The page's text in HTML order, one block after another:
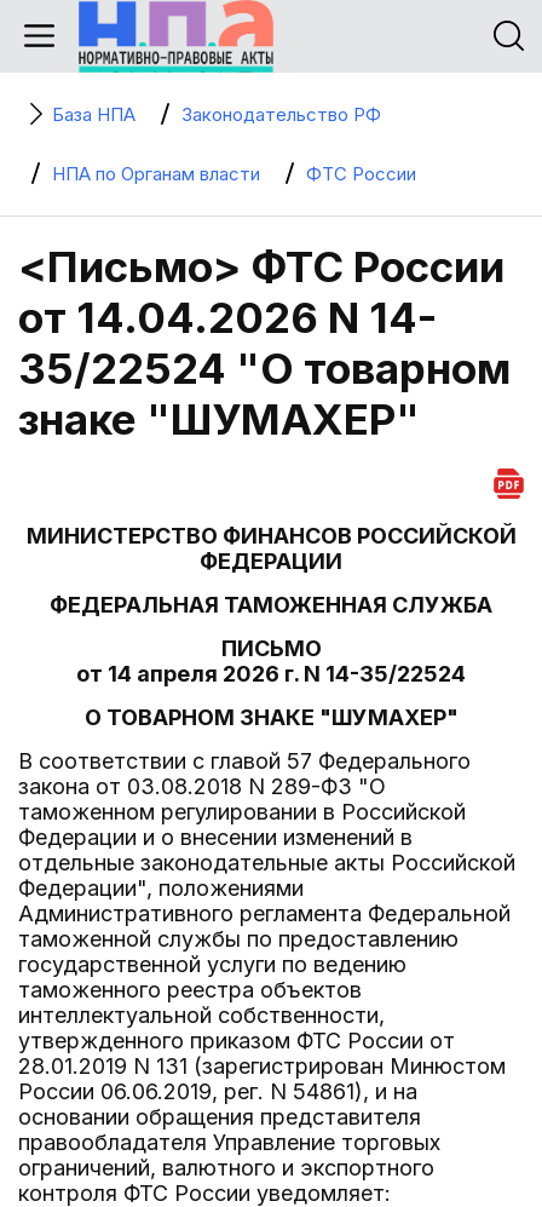
База НПА Законодательство РФ
НПА по Органам власти ФТС России
<Письмо> ФТС России
от 14.04.2026 N 14-
35/22524 "О товарном
знаке "ШУМАХЕР"
МИНИСТЕРСТВО ФИНАНСОВ РОССИЙСКОЙ
ФЕДЕРАЦИИ
ФЕДЕРАЛЬНАЯ ТАМОЖЕННАЯ СЛУЖБА
ПИСЬМО
от 14 апреля 2026 г. N 14-35/22524
О ТОВАРНОМ ЗНАКЕ "ШУМАХЕР"
В соответствии с главой 57 Федерального
закона от 03.08.2018 N 289-ФЗ "О
таможенном регулировании в Российской
Федерации и о внесении изменений в
отдельные законодательные акты Российской
Федерации", положениями
Административного регламента Федеральной
таможенной службы по предоставлению
государственной услуги по ведению
таможенного реестра объектов
интеллектуальной собственности,
утвержденного приказом ФТС России от
28.01.2019 N 131 (зарегистрирован Минюстом
России 06.06.2019, рег. N 54861), и на
основании обращения представителя
правообладателя Управление торговых
ограничений, валютного и экспортного
контроля ФТС России уведомляет: